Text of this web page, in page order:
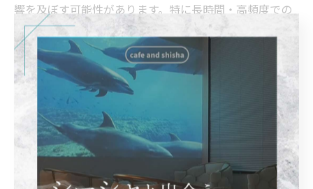
響を及ぼす可能性があります。特に長時間・高頻度での
利用は、のどや気管支への負担が増すため注意が必要で
す。
ただし、近年はニコチンフリーやノンタールなど健康に
配慮したシーシャフレーバーが増えており、従来よりも
リスクを抑えた楽しみ方が可能となっています。東京都
新宿区・文京区のシーシャバーでは、健康志向の方に向
けたフレーバーや初心者向けのアドバイスも充実してい
ます。